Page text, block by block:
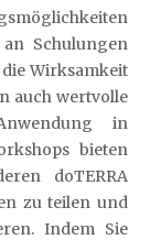
Schulungen
Wirksamkeit
auch wertvolle
in
bieten
doTERRA
zu teilen und
Indem Sie